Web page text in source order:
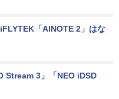
「AINOTE 2」はな
Stream 3」「NEO iDSD